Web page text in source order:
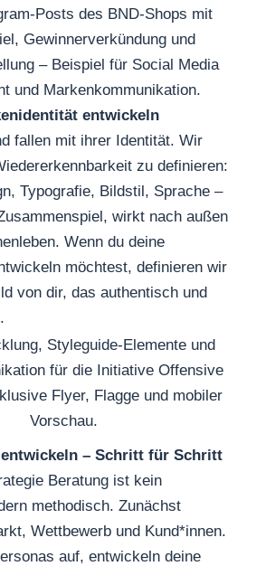
entwickeln
fallen mit ihrer Identität. Wir
zu definieren:
Typografie, Bildstil, Sprache –
wirkt nach außen
Wenn du deine
möchtest, definieren wir
von dir, das authentisch und
– Schritt für Schritt
Beratung ist kein
methodisch. Zunächst
Wettbewerb und Kund*innen.
auf, entwickeln deine